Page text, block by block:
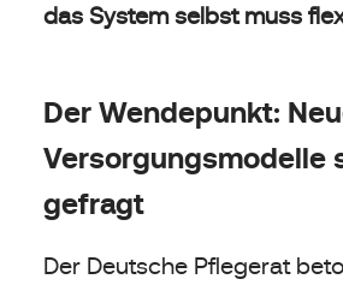
das System selbst muss
Der Wendepunkt:
Versorgungsmodelle
gefragt
Der Deutsche Pflegerat